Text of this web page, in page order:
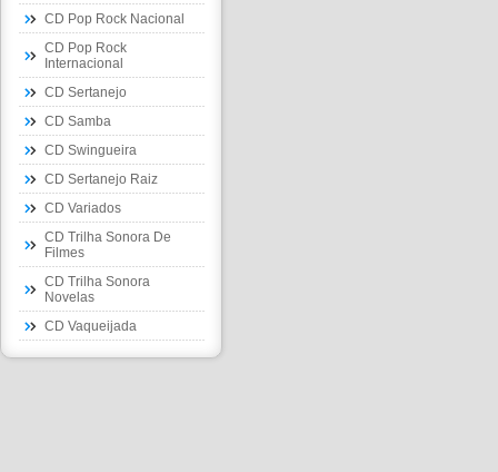
CD Pop Rock Nacional
CD Pop Rock
Internacional
CD Sertanejo
CD Samba
CD Swingueira
CD Sertanejo Raiz
CD Variados
CD Trilha Sonora De
Filmes
CD Trilha Sonora
Novelas
CD Vaqueijada